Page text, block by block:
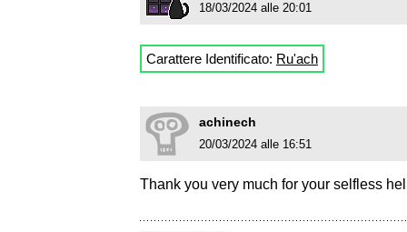
18/03/2024 alle 20:01
Carattere Identificato: Ru'ach
achinech
20/03/2024 alle 16:51
Thank you very much for your selfless